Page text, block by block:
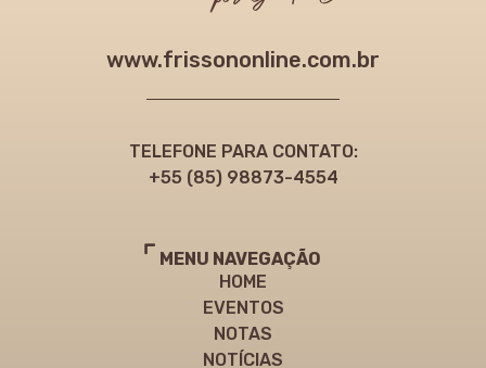
www.frissononline.com.br
TELEFONE PARA CONTATO:
+55 (85) 98873-4554
MENU NAVEGAÇÃO
HOME
EVENTOS
NOTAS
NOTÍCIAS